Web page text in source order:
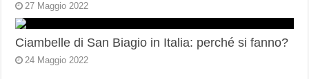
27 Maggio 2022
Ciambelle di San Biagio in Italia: perché si fanno?
24 Maggio 2022